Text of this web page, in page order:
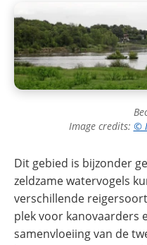
Image credits: ©
Dit gebied is bijzonder
zeldzame watervogels
verschillende
plek voor kanovaarders
samenvloeiing van de